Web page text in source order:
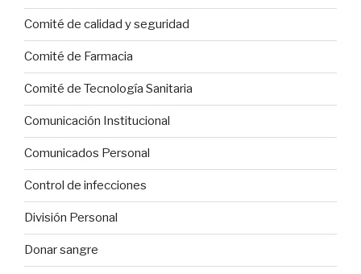
Comité de calidad y seguridad
Comité de Farmacia
Comité de Tecnología Sanitaria
Comunicación Institucional
Comunicados Personal
Control de infecciones
División Personal
Donar sangre